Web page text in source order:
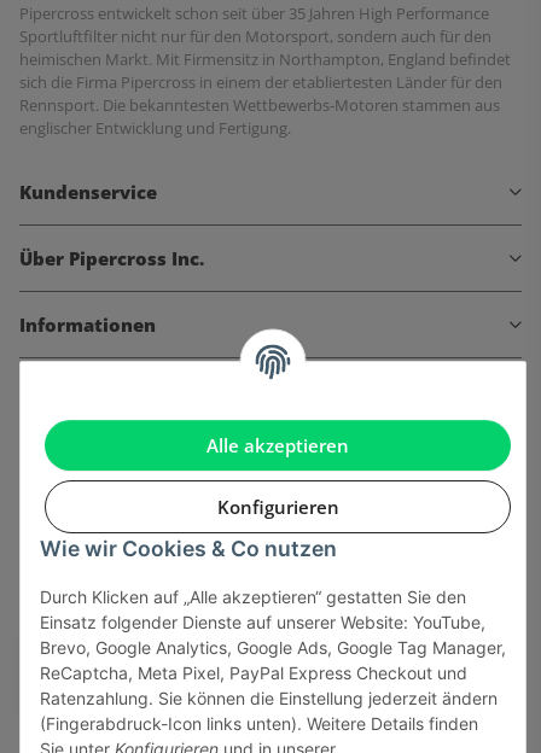
Alle akzeptieren
Konfigurieren
Wie wir Cookies & Co nutzen
Durch Klicken auf „Alle akzeptieren“ gestatten Sie den
Einsatz folgender Dienste auf unserer Website: YouTube,
Brevo, Google Analytics, Google Ads, Google Tag Manager,
ReCaptcha, Meta Pixel, PayPal Express Checkout und
Ratenzahlung. Sie können die Einstellung jederzeit ändern
(Fingerabdruck-Icon links unten). Weitere Details finden
Sie unter Konfigurieren und in unserer
Pipercross entwickelt schon seit über 35 Jahren High Performance
Sportluftfilter nicht nur für den Motorsport, sondern auch für den
heimischen Markt. Mit Firmensitz in Northampton, England befindet
sich die Firma Pipercross in einem der etabliertesten Länder für den
Rennsport. Die bekanntesten Wettbewerbs-Motoren stammen aus
englischer Entwicklung und Fertigung.
Kundenservice
Über Pipercross Inc.
Informationen
Onlinehandel basiert auf Vertrauen:
Sicher bezahlen via: